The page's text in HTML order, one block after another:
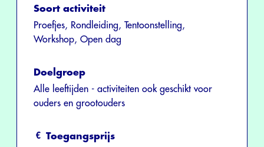
Soort activiteit
Proefjes, Rondleiding, Tentoonstelling,
Workshop, Open dag
Doelgroep
Alle leeftijden - activiteiten ook geschikt voor
ouders en grootouders
Toegangsprijs